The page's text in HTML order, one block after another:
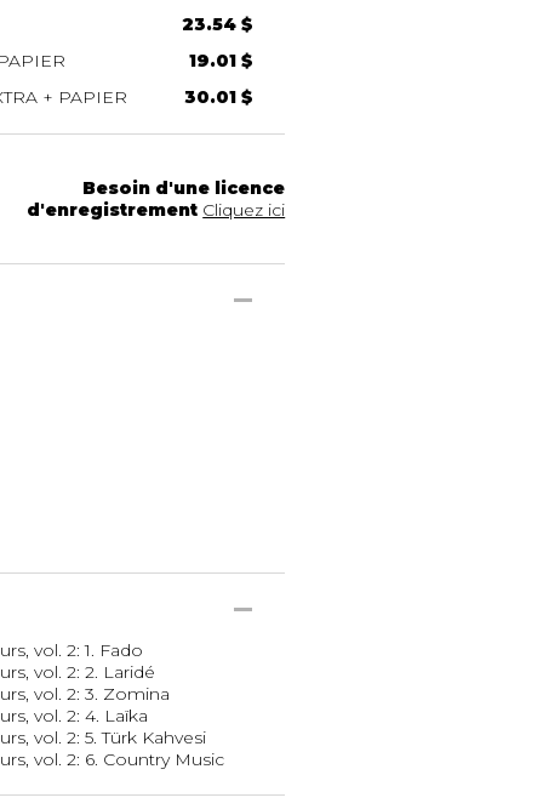
23.54 $
19.01 $
+ PAPIER
30.01 $
Besoin d'une licence
d'enregistrement Cliquez ici
vol. 2: 1. Fado
vol. 2: 2. Laridé
vol. 2: 3. Zomina
vol. 2: 4. Laïka
vol. 2: 5. Türk Kahvesi
vol. 2: 6. Country Music